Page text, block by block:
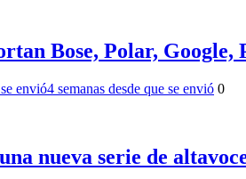
Bose, Polar,
envió4 semanas desde que se envió 0
nueva serie de